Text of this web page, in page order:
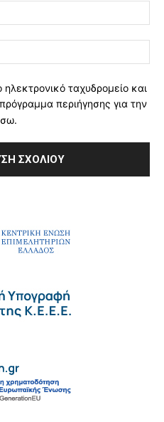
ταχυδρομείο και
περιήγησης για την